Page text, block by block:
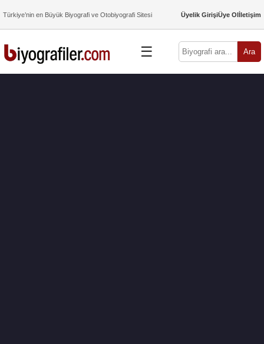
Türkiye’nin en Büyük Biyografi ve Otobiyografi Sitesi Üyelik GirişiÜye Olİletişim
☰ Ara